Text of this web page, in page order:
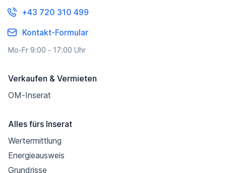
+43 720 310 499
Kontakt-Formular
Mo-Fr 9:00 - 17:00 Uhr
Verkaufen & Vermieten
OM-Inserat
Alles fürs Inserat
Wertermittlung
Energieausweis
Grundrisse